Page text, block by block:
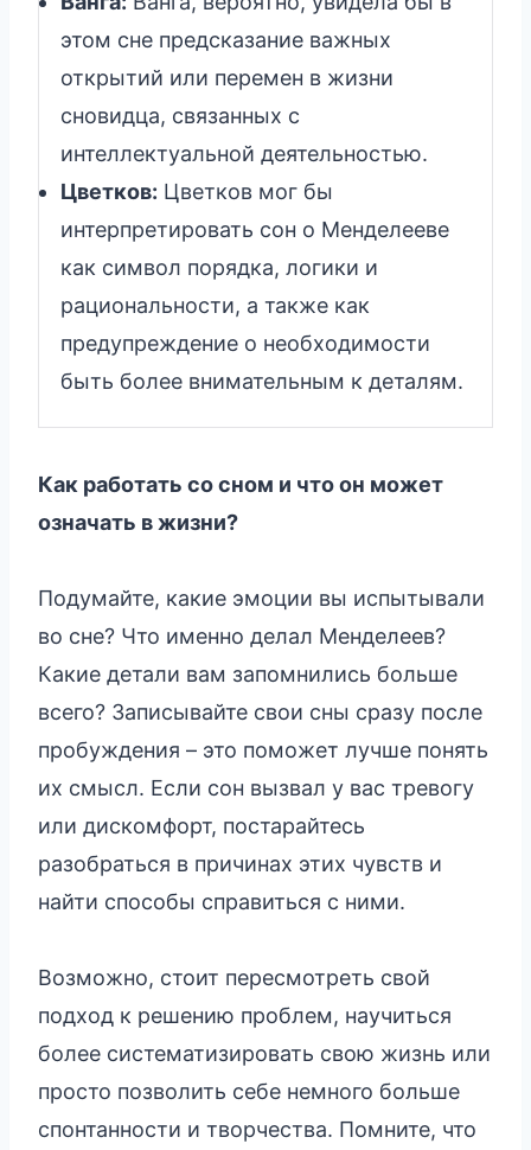
этом сне предсказание важных
открытий или перемен в жизни
сновидца, связанных с
интеллектуальной деятельностью.
Цветков: Цветков мог бы
интерпретировать сон о Менделееве
как символ порядка, логики и
рациональности, а также как
предупреждение о необходимости
быть более внимательным к деталям.
Как работать со сном и что он может
означать в жизни?
Подумайте, какие эмоции вы испытывали
во сне? Что именно делал Менделеев?
Какие детали вам запомнились больше
всего? Записывайте свои сны сразу после
пробуждения – это поможет лучше понять
их смысл. Если сон вызвал у вас тревогу
или дискомфорт, постарайтесь
разобраться в причинах этих чувств и
найти способы справиться с ними.
Возможно, стоит пересмотреть свой
подход к решению проблем, научиться
более систематизировать свою жизнь или
просто позволить себе немного больше
спонтанности и творчества. Помните, что